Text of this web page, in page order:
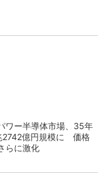
ワー半導体市場、35年
2742億円規模に 価格
らに激化